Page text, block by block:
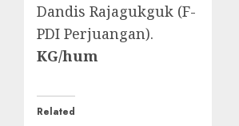
Dandis Rajagukguk (F-
PDI Perjuangan).
KG/hum
Related